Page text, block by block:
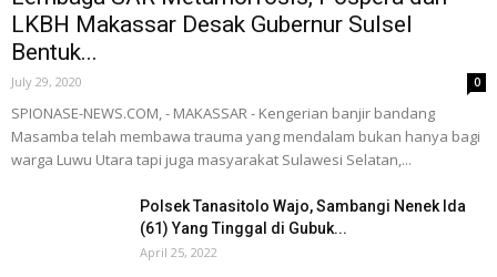
LKBH Makassar Desak Gubernur Sulsel
Bentuk...
July 29, 2020 0
SPIONASE-NEWS.COM, - MAKASSAR - Kengerian banjir bandang
Masamba telah membawa trauma yang mendalam bukan hanya bagi
warga Luwu Utara tapi juga masyarakat Sulawesi Selatan,...
Polsek Tanasitolo Wajo, Sambangi Nenek Ida
(61) Yang Tinggal di Gubuk...
April 25, 2022